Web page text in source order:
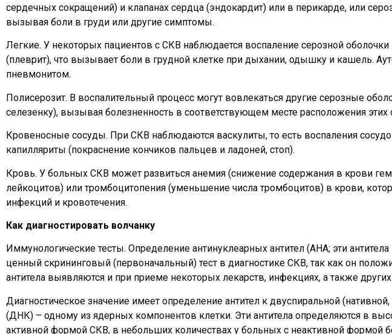
сердечных сокращений) и клапанах сердца (эндокардит) или в перикарде, или
вызывая боли в груди или другие симптомы.
Легкие. У некоторых пациентов с СКВ наблюдается воспаление серозной
(плеврит), что вызывает боли в грудной клетке при дыхании, одышку и кашель.
пневмонитом.
Полисерозит. В воспалительный процесс могут вовлекаться другие серозные
селезенку), вызывая болезненность в соответствующем месте расположения этих
Кровеносные сосуды. При СКВ наблюдаются васкулиты, то есть воспаления
капилляриты (покраснение кончиков пальцев и ладоней, стоп).
Кровь. У больных СКВ может развиться анемия (снижение содержания в крови
лейкоцитов) или тромбоцитопения (уменьшение числа тромбоцитов) в крови,
инфекций и кровотечения.
Как диагностировать волчанку
Иммунологические тесты. Определение антинуклеарных антител (AHA; эти
ценный скрининговый (первоначальный) тест в диагностике СКВ, так как он
антитела выявляются и при приеме некоторых лекарств, инфекциях, а также
Диагностическое значение имеет определение антител к двуспиральной
(ДНК) – одному из ядерных компонентов клетки. Эти антитела определяются в
активной формой СКВ, в небольших количествах у больных с неактивной формой